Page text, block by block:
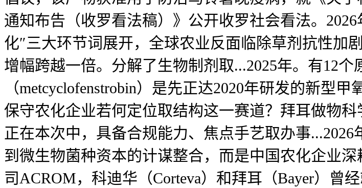
通知布告（收罗看法稿）》公开收罗社会看法。
化″三大环节词展开，全球农业反面临除草剂抗性加
增幅跨越一倍。分解了生物制剂取...2025年。有12
（metcyclofenstrobin）是先正达2020年研发的新型
保守农化企业若何定位取结构这一赛道？拜耳做物
正在本次中，具备合规能力、焦点手艺取办事...2026
到微生物菌种资本的计谋整合，而是中国农化企业
司ACROM，科迪华（Corteva）和拜耳（Bayer）曾